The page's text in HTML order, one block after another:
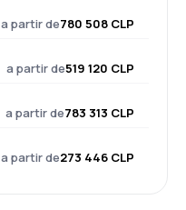
a partir de780 508 CLP
a partir de519 120 CLP
a partir de783 313 CLP
a partir de273 446 CLP